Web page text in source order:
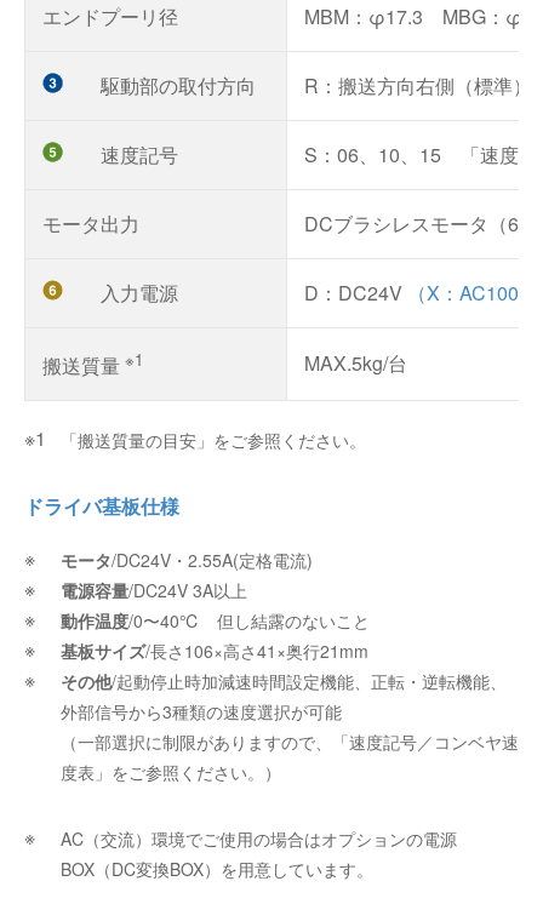
エンドプーリ径 MBM：φ17.3 MBG：φ20
駆動部の取付方向 R：搬送方向右側（標準
速度記号 S：06、10、15 「速度
モータ出力 DCブラシレスモータ（
入力電源 D：DC24V （X：
搬送質量 ※1 MAX.5kg/台
「搬送質量の目安」をご参照ください。
ドライバ基板仕様
モータ/DC24V・2.55A(定格電流)
電源容量/DC24V 3A以上
動作温度/0〜40℃ 但し結露のないこと
基板サイズ/長さ106×高さ41×奥行21mm
その他/起動停止時加減速時間設定機能、正転・逆転機能、
外部信号から3種類の速度選択が可能
（一部選択に制限がありますので、「速度記号／コンベヤ速
度表」をご参照ください。）
AC（交流）環境でご使用の場合はオプションの電源
BOX（DC変換BOX）を用意しています。